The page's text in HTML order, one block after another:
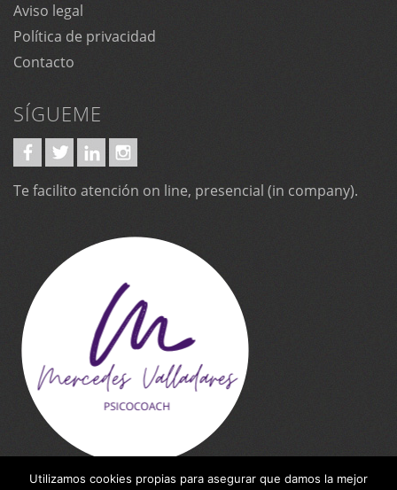
Aviso legal
Política de privacidad
Contacto
SÍGUEME
Te facilito atención on line, presencial (in company).
Utilizamos cookies propias para asegurar que damos la mejor